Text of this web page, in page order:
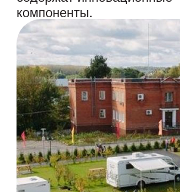
Вы познакомитесь с историей квартала
за 200 лет с посещением бывших
заводских корпусов, познакомитесь с
современными резидентами и узнаете о
домах на колесах.
Забронировать